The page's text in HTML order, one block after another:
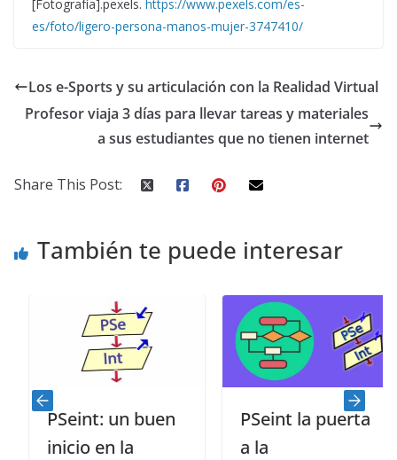
[Fotografía].pexels. https://www.pexels.com/es-
es/foto/ligero-persona-manos-mujer-3747410/
Los e-Sports y su articulación con la Realidad Virtual
Profesor viaja 3 días para llevar tareas y materiales
a sus estudiantes que no tienen internet
Share This Post:
También te puede interesar
PSeint: un buen
inicio en la
PSeint la puerta
a la